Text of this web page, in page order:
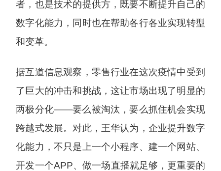
者，也是技术的提供方，既要不断提升自己的
数字化能力，同时也在帮助各行各业实现转型
和变革。
据互道信息观察，零售行业在这次疫情中受到
了巨大的冲击和挑战，这让市场出现了明显的
两极分化——要么被淘汰，要么抓住机会实现
跨越式发展。对此，王华认为，企业提升数字
化能力，不只是上一个小程序、建一个网站、
开发一个APP、做一场直播就足够，更重要的